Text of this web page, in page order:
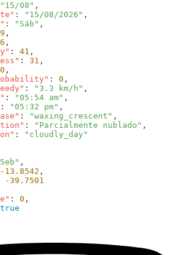
"15/08"
: "15/08/2026"
: "Sáb"
: 41
: 31
0
: 0
: "3.3 km/h"
: "05:54 am"
: "05:32 pm"
: "waxing_crescent"
: "Parcialmente nublado"
:
-13.8542
: 0